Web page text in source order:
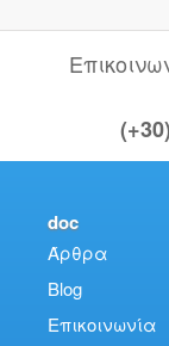
doc
Άρθρα
Blog
Επικοινωνία